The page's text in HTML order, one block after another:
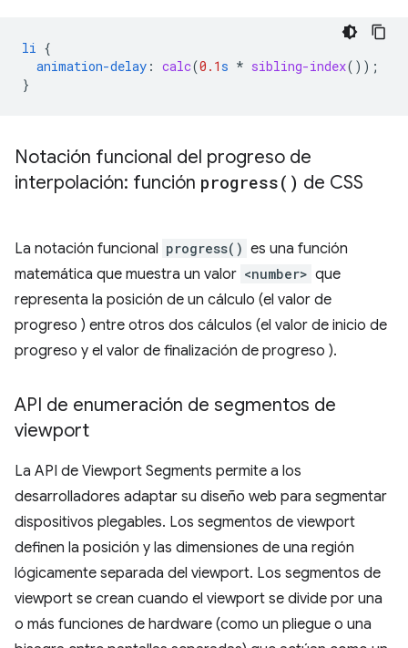
li {
animation-delay : calc(0.1s * sibling-index());
}
Notación funcional del progreso de
interpolación: función progress( ) de CSS
La notación funcional progress() es una función
matemática que muestra un valor <number> que
representa la posición de un cálculo (el valor de
progreso ) entre otros dos cálculos (el valor de inicio de
progreso y el valor de finalización de progreso ).
API de enumeración de segmentos de
viewport
La API de Viewport Segments permite a los
desarrolladores adaptar su diseño web para segmentar
dispositivos plegables. Los segmentos de viewport
definen la posición y las dimensiones de una región
lógicamente separada del viewport. Los segmentos de
viewport se crean cuando el viewport se divide por una
o más funciones de hardware (como un pliegue o una